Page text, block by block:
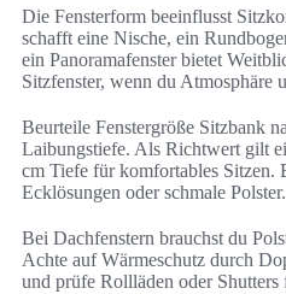
Die Fensterform beeinflusst
schafft eine Nische, ein
ein Panoramafenster bietet
Sitzfenster, wenn du Atmosphäre
Beurteile Fenstergröße Sitzbank
Laibungstiefe. Als Richtwert gilt
cm Tiefe für komfortables Sitzen.
Ecklösungen oder schmale Polster.
Bei Dachfenstern brauchst du
Achte auf Wärmeschutz durch
und prüfe Rollläden oder Shutters